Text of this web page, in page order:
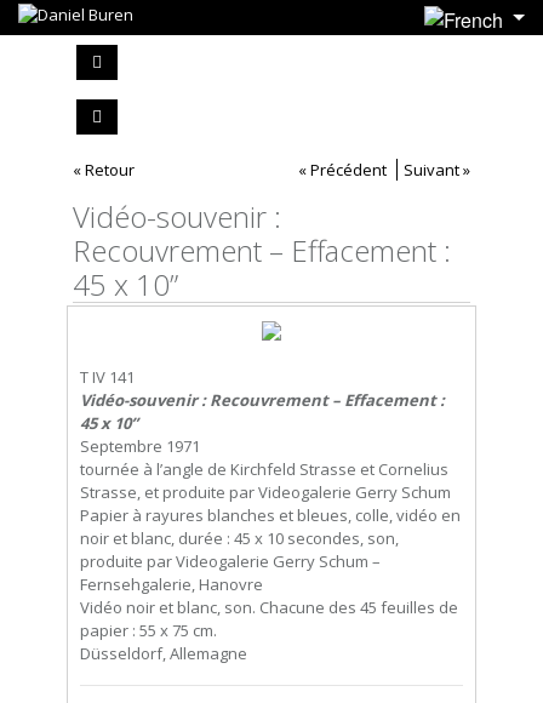
« Retour « Précédent Suivant »
Vidéo-souvenir :
Recouvrement – Effacement :
45 x 10”
T IV 141
Vidéo-souvenir : Recouvrement – Effacement :
45 x 10”
Septembre 1971
tournée à l’angle de Kirchfeld Strasse et Cornelius
Strasse, et produite par Videogalerie Gerry Schum
Papier à rayures blanches et bleues, colle, vidéo en
noir et blanc, durée : 45 x 10 secondes, son,
produite par Videogalerie Gerry Schum –
Fernsehgalerie, Hanovre
Vidéo noir et blanc, son. Chacune des 45 feuilles de
papier : 55 x 75 cm.
Düsseldorf, Allemagne